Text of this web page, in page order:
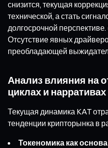
снизится, текущая
технической, а стать
долгосрочной перспективе.
Отсутствие явных
преобладающей
Анализ влияния на
циклах и нарративах
Текущая динамика KAT
тенденции крипторынка в
Токеномика как